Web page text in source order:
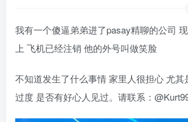
我有一个傻逼弟弟进了pasay精聊的公司
上 飞机已经注销 他的外号叫做笑脸
不知道发生了什么事情 家里人很担心 尤其
过度 是否有好心人见过。请联系：